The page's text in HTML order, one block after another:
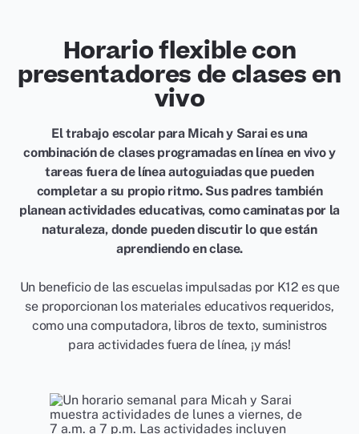
Horario flexible con
presentadores de clases en
vivo
El trabajo escolar para Micah y Sarai es una
combinación de clases programadas en línea en vivo y
tareas fuera de línea autoguiadas que pueden
completar a su propio ritmo. Sus padres también
planean actividades educativas, como caminatas por la
naturaleza, donde pueden discutir lo que están
aprendiendo en clase.
Un beneficio de las escuelas impulsadas por K12 es que
se proporcionan los materiales educativos requeridos,
como una computadora, libros de texto, suministros
para actividades fuera de línea, ¡y más!